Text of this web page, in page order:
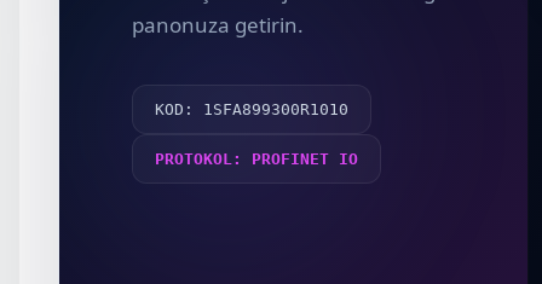
panonuza getirin.
KOD: 1SFA899300R1010
PROTOKOL: PROFINET IO